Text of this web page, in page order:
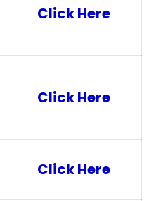
Click Here
Click Here
Click Here